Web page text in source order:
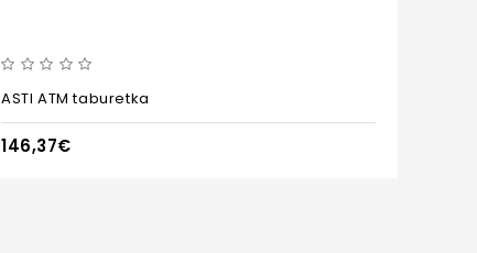
ASTI ATM taburetka
146,37€